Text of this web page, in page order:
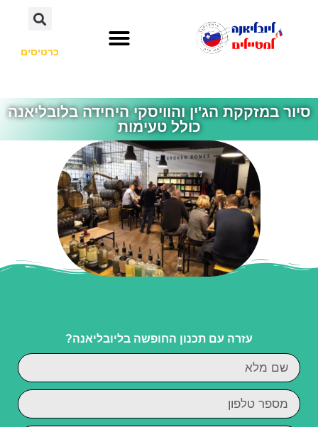
כרטיסים
סיור במזקקת הג'ין והוויסקי היחידה בלובליאנה
כולל טעימות
עזרה עם תכנון החופשה בליובליאנה?